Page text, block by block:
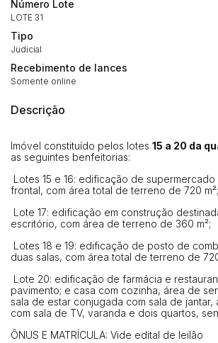
Número Lote
LOTE 31
Tipo
Judicial
Recebimento de lances
Somente online
Descrição
Imóvel constituído pelos lotes 15 a 20 da
as seguintes benfeitorias:
Lotes 15 e 16: edificação de
frontal, com área total de terreno de 720 m²;
Lote 17: edificação em construção
escritório, com área de terreno de 360 m²;
Lotes 18 e 19: edificação de posto de
duas salas, com área total de terreno de
Lote 20: edificação de farmácia e
pavimento; e casa com cozinha, área de
sala de estar conjugada com sala de jantar,
com sala de TV, varanda e dois quartos,
ÔNUS E MATRÍCULA: Vide edital de leilão
Envie sua Proposta
(Art. 895, CPC)
Data
Clique aqui para fazer login
Habilite-se para efetuar lances ou
propostas